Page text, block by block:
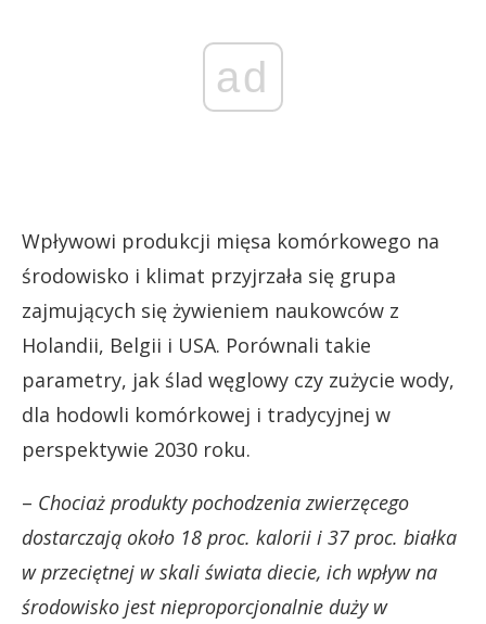
ad
Wpływowi produkcji mięsa komórkowego na
środowisko i klimat przyjrzała się grupa
zajmujących się żywieniem naukowców z
Holandii, Belgii i USA. Porównali takie
parametry, jak ślad węglowy czy zużycie wody,
dla hodowli komórkowej i tradycyjnej w
perspektywie 2030 roku.
– Chociaż produkty pochodzenia zwierzęcego
dostarczają około 18 proc. kalorii i 37 proc. białka
w przeciętnej w skali świata diecie, ich wpływ na
środowisko jest nieproporcjonalnie duży w